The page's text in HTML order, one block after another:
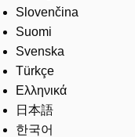
Slovenčina
Suomi
Svenska
Türkçe
Ελληνικά
日本語
한국어